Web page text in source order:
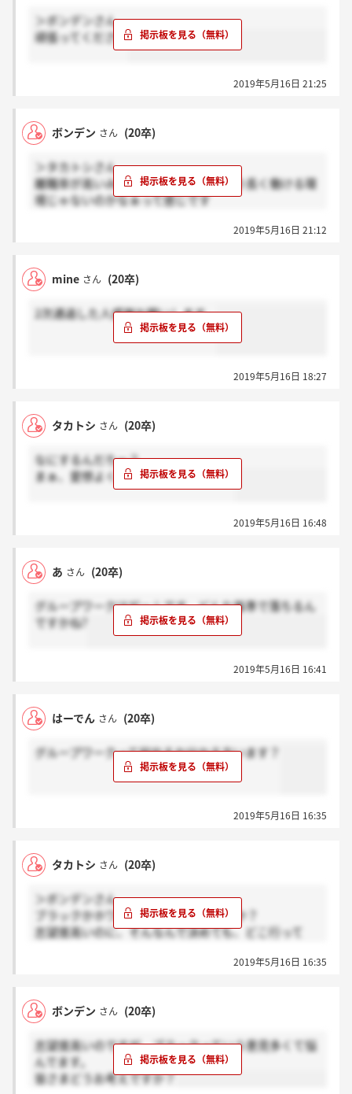
＞ボンデンさん
頑張ってください
2019年5月16日 21:25
ボンデン さん (20卒)
＞タカトシさん
離職率が高いみたいなのを見て、あまり長く働ける環
境じゃないのかなぁって感じです
2019年5月16日 21:12
mine さん (20卒)
2次通過した人感謝お願いします。
2019年5月16日 18:27
タカトシ さん (20卒)
なにするんだろー？
まぁ、愛想よくしてたら、大丈夫そう
2019年5月16日 16:48
あ さん (20卒)
グループワークはゲームです。どんな基準で落ちるん
ですかね?
2019年5月16日 16:41
はーでん さん (20卒)
グループワークって何やるか分かる方います？
2019年5月16日 16:35
タカトシ さん (20卒)
＞ボンデンさん
ブラックかホワイトか、その基準は何か？
志望度高いのに、そんなんで決めても、どこ行って
2019年5月16日 16:35
ボンデン さん (20卒)
志望度高いのですが、ブラックっていう意見多くて悩
んでます。
皆さまどうお考えですか？